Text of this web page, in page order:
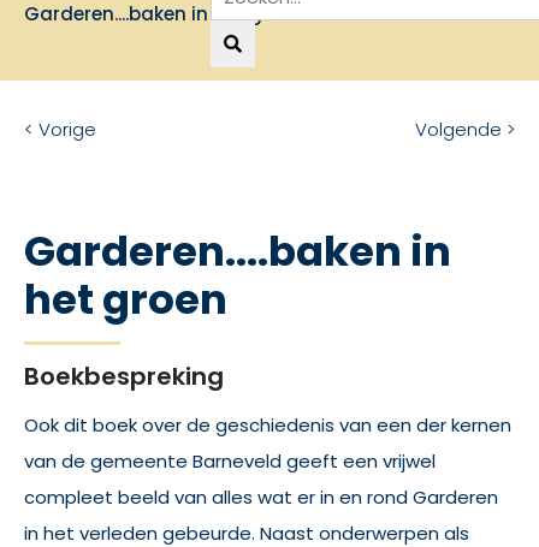
Garderen....baken in het groen
< Vorige Volgende >
Garderen....baken in
het groen
Boekbespreking
Ook dit boek over de geschiedenis van een der kernen
van de gemeente Barneveld geeft een vrijwel
compleet beeld van alles wat er in en rond Garderen
in het verleden gebeurde. Naast onderwerpen als